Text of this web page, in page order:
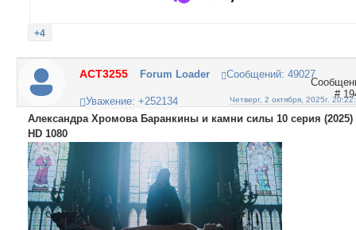
+4
Четверг, 2 октября, 2025г.
ACT3255 Forum Loader Сообщений: 49027
Уважение: +252134
Александра Хромова Баранкины и камни силы 10 серия (2025)
HD 1080